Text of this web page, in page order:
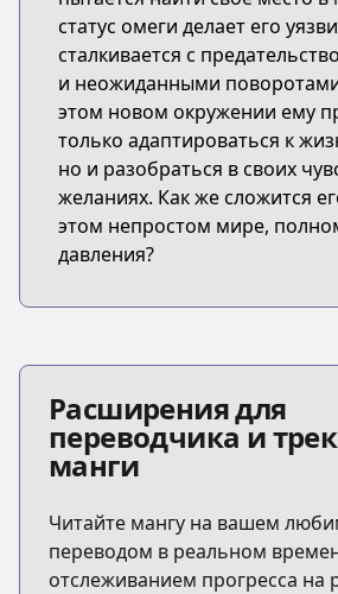
статус омеги делает его
сталкивается с
и неожиданными
этом новом окружении ему
только адаптироваться к
но и разобраться в своих
желаниях. Как же сложится
этом непростом мире,
давления?
Расширения для
переводчика и
манги
Читайте мангу на вашем
переводом в реальном
отслеживанием прогресса на